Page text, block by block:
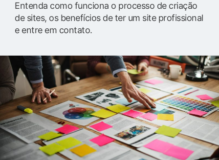
Entenda como funciona o processo de criação
de sites, os benefícios de ter um site profissional
e entre em contato.